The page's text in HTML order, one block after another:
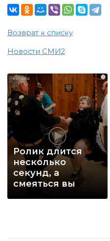
Возврат к списку
Новости СМИ2
i
Ролик длится
несколько
секунд, а
смеяться вы